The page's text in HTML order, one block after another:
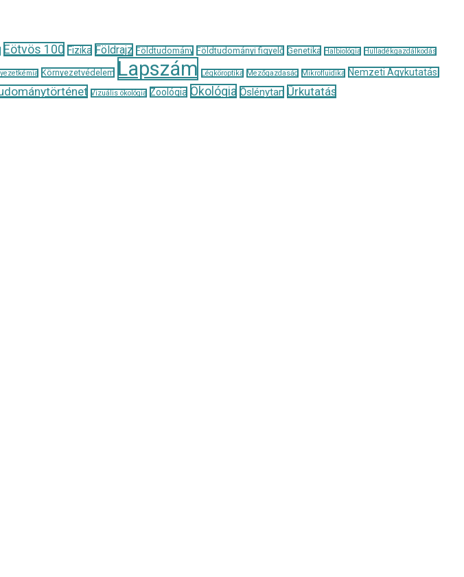
Eötvös 100 Fizika Földrajz Földtudomány Földtudományi figyelő Genetika Halbiológia Hulladékgazdálkodás
Környezetvédelem Lapszám Légköroptika Mezőgazdaság Mikrofluidika
Nemzeti Agykutatási
Vizuális ökológia Zoológia Ökológia Őslénytan Űrkutatás